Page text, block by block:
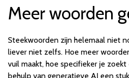
Meer woorden
Steekwoorden zijn helemaal niet
liever niet zelfs. Hoe meer
vuil maakt, hoe specifieker je
behulp van generatieve AI een